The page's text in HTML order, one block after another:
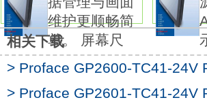
使用Tags可以使画面编辑更加
最多可同时显示3个窗口(其中2
显示历史警报数据。
触控面板操作更加容易设定。
在可编程人机界面画面上可以显
维护更顺畅简
单。 屏幕尺
相关下载
> Proface GP2600-TC41-24V
> Proface GP2601-TC41-24V